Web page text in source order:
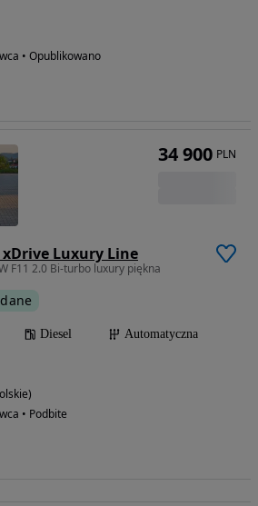
• Opublikowano
xDrive Luxury Line
F11 2.0 Bi-turbo luxury piękna
Diesel
Automatyczna
• Podbite
34 900 PLN